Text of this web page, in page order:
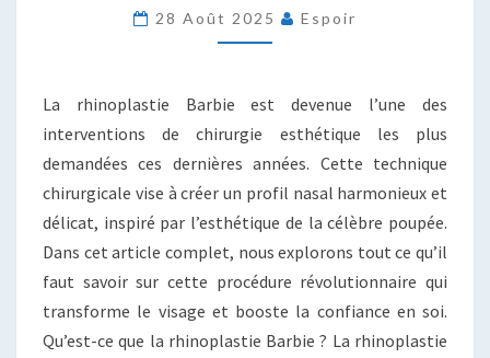
BARBIE
RHINOPLASTIE
GUIDE
COMPLET
28 Août 2025 Espoir
La rhinoplastie Barbie est devenue l’une des
interventions de chirurgie esthétique les plus
demandées ces dernières années. Cette technique
chirurgicale vise à créer un profil nasal harmonieux et
délicat, inspiré par l’esthétique de la célèbre poupée.
Dans cet article complet, nous explorons tout ce qu’il
faut savoir sur cette procédure révolutionnaire qui
transforme le visage et booste la confiance en soi.
Qu’est-ce que la rhinoplastie Barbie ? La rhinoplastie